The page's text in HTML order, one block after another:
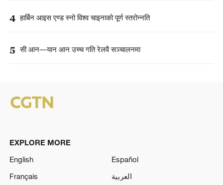
4 हार्बिन आइस एण्ड स्नो विश्व चाइनाको पूर्ण स्तरोन्नति
5 सी आन—यान आन उच्च गति रेलवै सञ्चालनमा
EXPLORE MORE
English
Español
Français
العربية